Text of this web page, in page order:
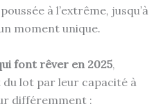
à l’extrême, jusqu’à
moment unique.
font rêver en 2025,
lot par leur capacité à
différemment :